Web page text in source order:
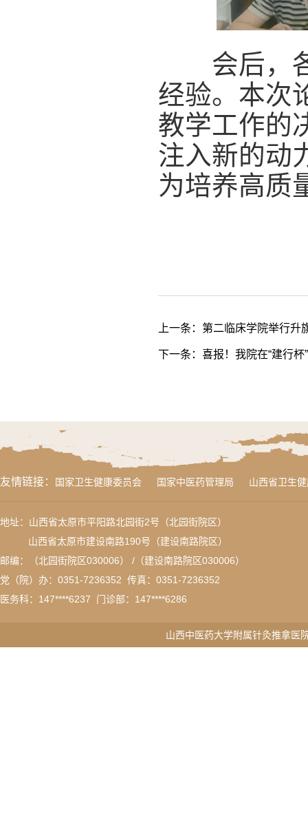
会后，各
经验。本次
教学工作的
注入新的动
为培养高质
上一条： 第二临床学院举行升
下一条： 喜报！我院在“建行
友情链接： 国家卫生健康委员会 国家中医药管理局 山西省卫生
地址：山西省太原市平阳路北园街2号（北园街院区）
山西省太原市建设南路190号（建设南路院区）
邮编：（北园街院区030006） /（建设南路院区030006）
党（院）办：0351-7236352 传真： 0351-7236352
医务科： 147****6237 门诊部：147****6286
山西中医药大学附属针灸推拿医